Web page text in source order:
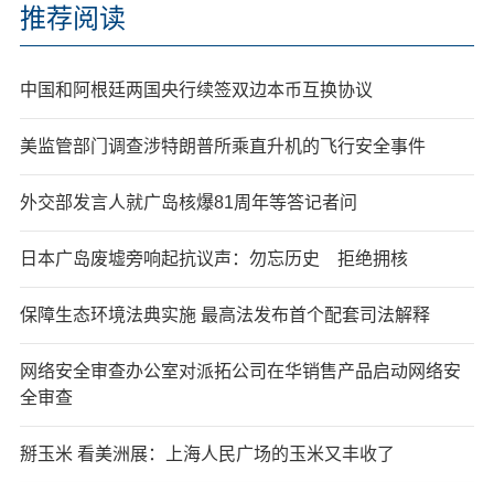
推荐阅读
中国和阿根廷两国央行续签双边本币互换协议
美监管部门调查涉特朗普所乘直升机的飞行安全事件
外交部发言人就广岛核爆81周年等答记者问
日本广岛废墟旁响起抗议声：勿忘历史 拒绝拥核
保障生态环境法典实施 最高法发布首个配套司法解释
网络安全审查办公室对派拓公司在华销售产品启动网络安
全审查
掰玉米 看美洲展：上海人民广场的玉米又丰收了